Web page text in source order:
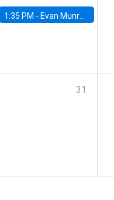
1:35 PM - Evan Munro, Neyman Visiting Assistant Professor in the Department of Statistics at UC Berkeley
31